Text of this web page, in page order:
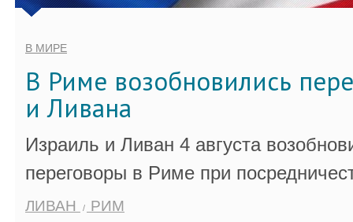
В МИРЕ
В Риме возобновились
и Ливана
Израиль и Ливан 4 августа
переговоры в Риме при
ЛИВАН РИМ